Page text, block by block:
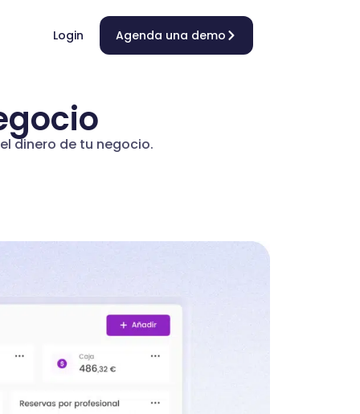
Login Agenda una demo
dinero de tu negocio.